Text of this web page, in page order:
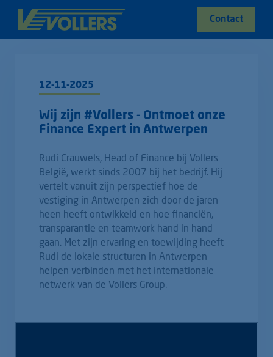
Contact
12-11-2025
Wij zijn #Vollers - Ontmoet onze
Finance Expert in Antwerpen
Rudi Crauwels, Head of Finance bij Vollers
België, werkt sinds 2007 bij het bedrijf. Hij
vertelt vanuit zijn perspectief hoe de
vestiging in Antwerpen zich door de jaren
heen heeft ontwikkeld en hoe financiën,
transparantie en teamwork hand in hand
gaan. Met zijn ervaring en toewijding heeft
Rudi de lokale structuren in Antwerpen
helpen verbinden met het internationale
netwerk van de Vollers Group.